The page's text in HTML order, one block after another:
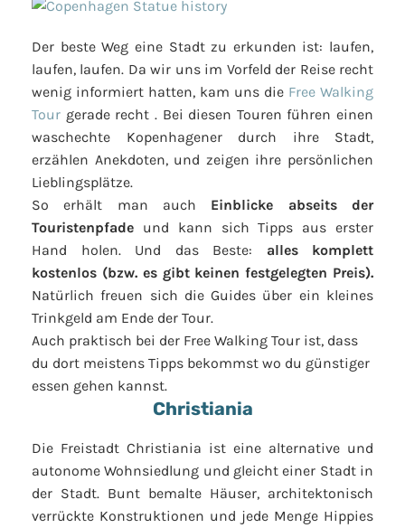
Der beste Weg eine Stadt zu erkunden ist: laufen,
laufen, laufen. Da wir uns im Vorfeld der Reise recht
wenig informiert hatten, kam uns die Free Walking
Tour gerade recht . Bei diesen Touren führen einen
waschechte Kopenhagener durch ihre Stadt,
erzählen Anekdoten, und zeigen ihre persönlichen
Lieblingsplätze.
So erhält man auch Einblicke abseits der
Touristenpfade und kann sich Tipps aus erster
Hand holen. Und das Beste: alles komplett
kostenlos (bzw. es gibt keinen festgelegten Preis).
Natürlich freuen sich die Guides über ein kleines
Trinkgeld am Ende der Tour.
Auch praktisch bei der Free Walking Tour ist, dass
du dort meistens Tipps bekommst wo du günstiger
essen gehen kannst.
Christiania
Die Freistadt Christiania ist eine alternative und
autonome Wohnsiedlung und gleicht einer Stadt in
der Stadt. Bunt bemalte Häuser, architektonisch
verrückte Konstruktionen und jede Menge Hippies